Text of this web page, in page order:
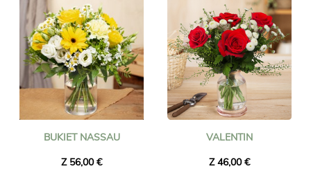
BUKIET NASSAU
Z 56,00 €
VALENTIN
Z 46,00 €